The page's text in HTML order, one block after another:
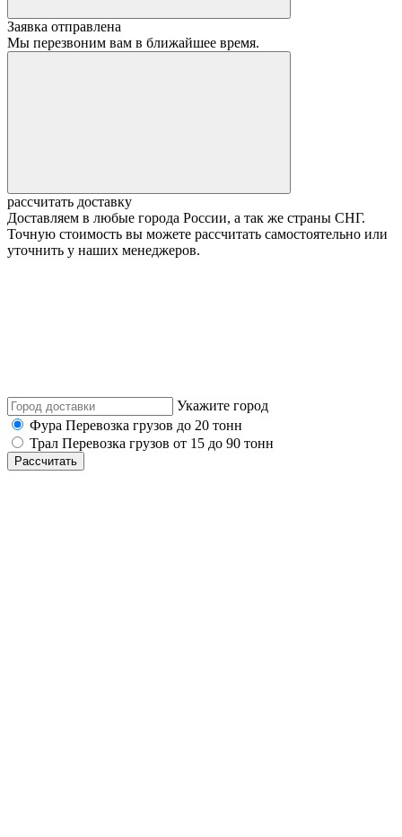
Заявка отправлена
Мы перезвоним вам в ближайшее время.
рассчитать доставку
Доставляем в любые города России, а так же страны СНГ.
Точную стоимость вы можете рассчитать самостоятельно или
уточнить у наших менеджеров.
Укажите город
Фура Перевозка грузов до 20 тонн
Трал Перевозка грузов от 15 до 90 тонн
Рассчитать